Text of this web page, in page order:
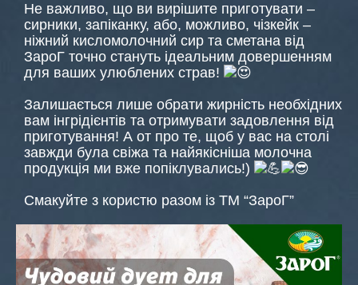
Не важливо, що ви вирішите приготувати –
сирники, запіканку, або, можливо, чізкейк –
ніжний кисломолочний сир та сметана від
ЗароГ точно стануть ідеальним довершенням
для ваших улюблених страв!
Залишається лише обрати жирність необхідних
вам інгрідієнтів та отримувати задовлення від
приготування! А от про те, щоб у вас на столі
завжди була свіжа та найякісніша молочна
продукція ми вже попіклувались!)
Смакуйте з користю разом із ТМ “ЗароГ”